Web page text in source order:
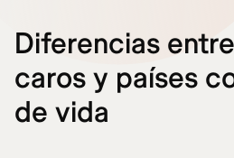
Diferencias
caros y países
de vida